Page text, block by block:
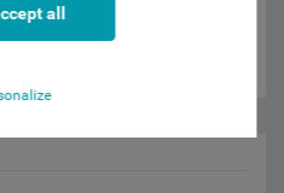
all